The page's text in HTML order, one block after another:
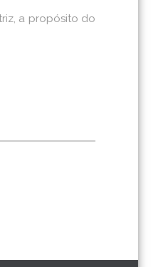
a propósito do